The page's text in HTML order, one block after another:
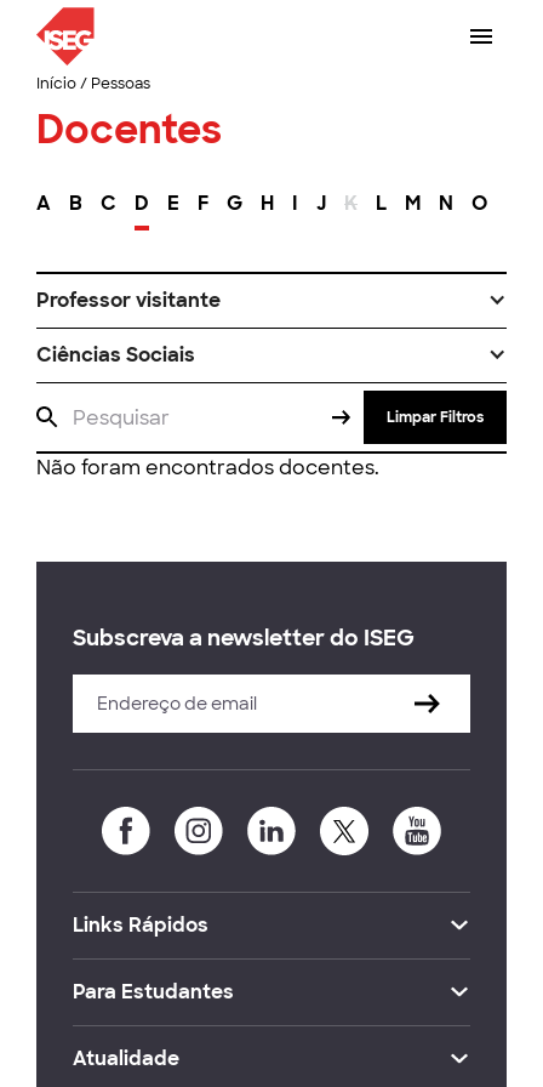
Início/ Pessoas
Docentes
A B C D E F G H I J K L M N O
Professor visitante
Ciências Sociais
Limpar Filtros
Não foram encontrados docentes.
Subscreva a newsletter do ISEG
Links Rápidos
Para Estudantes
Atualidade